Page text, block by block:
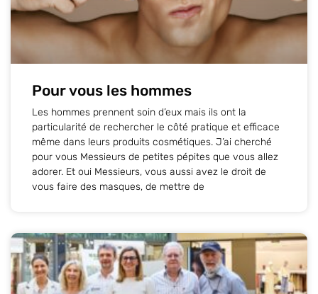
Pour vous les hommes
Les hommes prennent soin d’eux mais ils ont la
particularité de rechercher le côté pratique et efficace
même dans leurs produits cosmétiques. J’ai cherché
pour vous Messieurs de petites pépites que vous allez
adorer. Et oui Messieurs, vous aussi avez le droit de
vous faire des masques, de mettre de